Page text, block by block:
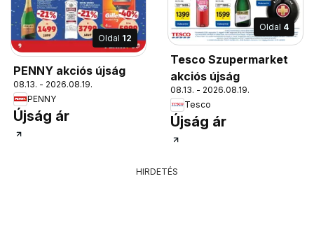
Oldal 12
PENNY akciós újság
08.13. - 2026.08.19.
PENNY
Újság ár
Oldal 4
Tesco Szupermarket
akciós újság
08.13. - 2026.08.19.
Tesco
Újság ár
HIRDETÉS